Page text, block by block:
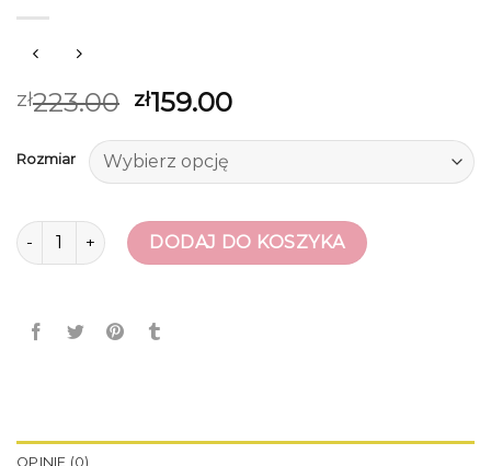
zł223.00 zł159.00
Rozmiar
ilość ccc sandały damskieDODAJ DO KOSZYKA
OPINIE (0)